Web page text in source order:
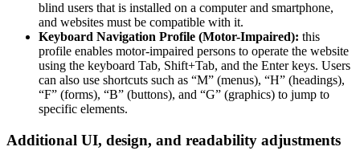
blind users that is installed on a computer and smartphone,
and websites must be compatible with it.
Keyboard Navigation Profile (Motor-Impaired): this
profile enables motor-impaired persons to operate the website
using the keyboard Tab, Shift+Tab, and the Enter keys. Users
can also use shortcuts such as “M” (menus), “H” (headings),
“F” (forms), “B” (buttons), and “G” (graphics) to jump to
specific elements.
Additional UI, design, and readability adjustments